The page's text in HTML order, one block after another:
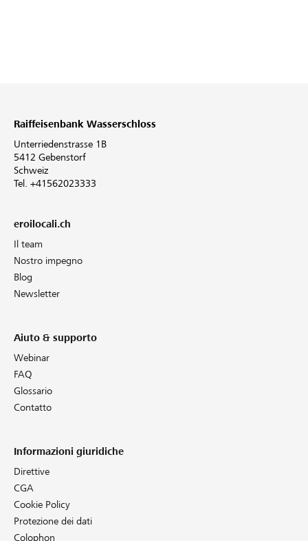
Raiffeisenbank Wasserschloss
Unterriedenstrasse 1B
5412 Gebenstorf
Schweiz
Tel. +41562023333
eroilocali.ch
Il team
Nostro impegno
Blog
Newsletter
Aiuto & supporto
Webinar
FAQ
Glossario
Contatto
Informazioni giuridiche
Direttive
CGA
Cookie Policy
Protezione dei dati
Colophon